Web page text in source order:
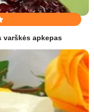
varškės apkepas